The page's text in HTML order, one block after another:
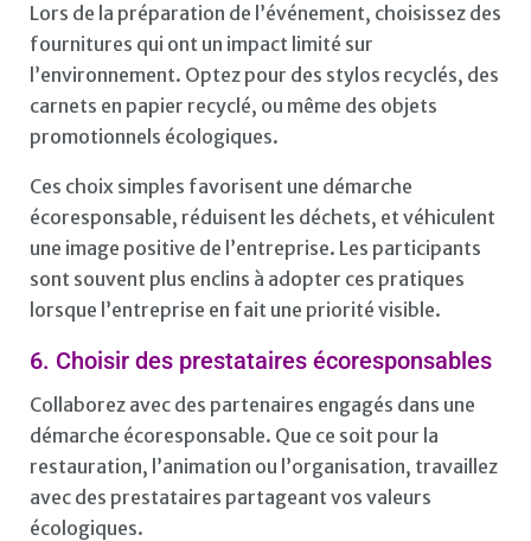
Lors de la préparation de l’événement, choisissez des
fournitures qui ont un impact limité sur
l’environnement. Optez pour des stylos recyclés, des
carnets en papier recyclé, ou même des objets
promotionnels écologiques.
Ces choix simples favorisent une démarche
écoresponsable, réduisent les déchets, et véhiculent
une image positive de l’entreprise. Les participants
sont souvent plus enclins à adopter ces pratiques
lorsque l’entreprise en fait une priorité visible.
6. Choisir des prestataires écoresponsables
Collaborez avec des partenaires engagés dans une
démarche écoresponsable. Que ce soit pour la
restauration, l’animation ou l’organisation, travaillez
avec des prestataires partageant vos valeurs
écologiques.